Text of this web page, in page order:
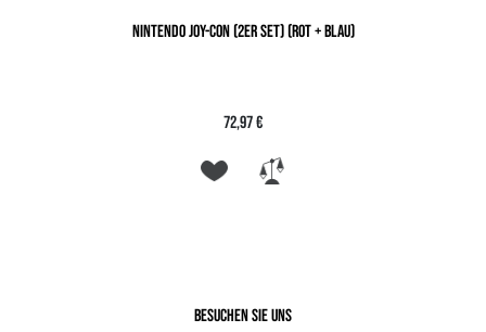
NINTENDO JOY-CON (2ER SET) (ROT + BLAU)
72,97 €
Besuchen Sie uns